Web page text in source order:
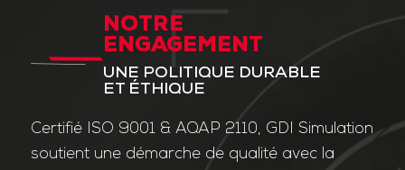
NOTRE
ENGAGEMENT
UNE POLITIQUE DURABLE
ET ÉTHIQUE
Certifié ISO 9001 & AQAP 2110, GDI Simulation
soutient une démarche de qualité avec la